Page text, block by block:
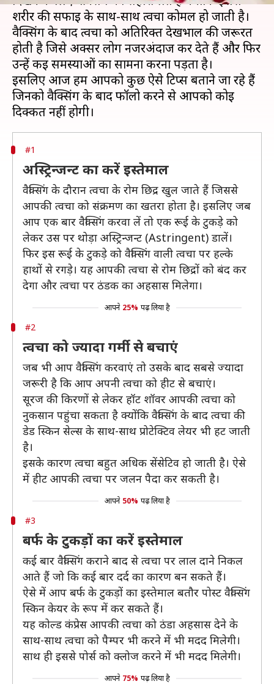
शरीर की सफाई के साथ-साथ त्वचा कोमल हो जाती है।
वैक्सिंग के बाद त्वचा को अतिरिक्त देखभाल की जरूरत
होती है जिसे अक्सर लोग नजरअंदाज कर देते हैं और फिर
उन्हें कई समस्याओं का सामना करना पड़ता है।
इसलिए आज हम आपको कुछ ऐसे टिप्स बताने जा रहे हैं
जिनको वैक्सिंग के बाद फॉलो करने से आपको कोई
#1
अस्ट्रिन्जन्ट का करें इस्तेमाल
वैक्सिंग के दौरान त्वचा के रोम छिद्र खुल जाते हैं जिससे
आपकी त्वचा को संक्रमण का खतरा होता है। इसलिए जब
आप एक बार वैक्सिंग करवा लें तो एक रूई के टुकड़े को
लेकर उस पर थोड़ा अस्ट्रिन्जन्ट (Astringent) डालें।
फिर इस रूई के टुकड़े को वैक्सिंग वाली त्वचा पर हल्के
हाथों से रगड़े। यह आपकी त्वचा से रोम छिद्रों को बंद कर
देगा और त्वचा पर ठंडक का अहसास मिलेगा।
आपने 25% पढ़ लिया है
#2
त्वचा को ज्यादा गर्मी से बचाएं
जब भी आप वैक्सिंग करवाएं तो उसके बाद सबसे ज्यादा
जरूरी है कि आप अपनी त्वचा को हीट से बचाएं।
सूरज की किरणों से लेकर हॉट शॉवर आपकी त्वचा को
नुकसान पहुंचा सकता है क्योंकि वैक्सिंग के बाद त्वचा की
डेड स्किन सेल्स के साथ-साथ प्रोटेक्टिव लेयर भी हट जाती
है।
इसके कारण त्वचा बहुत अधिक सेंसेटिव हो जाती है। ऐसे
में हीट आपकी त्वचा पर जलन पैदा कर सकती है।
आपने 50% पढ़ लिया है
#3
बर्फ के टुकड़ों का करें इस्तेमाल
कई बार वैक्सिंग कराने बाद से त्वचा पर लाल दाने निकल
आते हैं जो कि कई बार दर्द का कारण बन सकते हैं।
ऐसे में आप बर्फ के टुकड़ों का इस्तेमाल बतौर पोस्ट वैक्सिंग
स्किन केयर के रूप में कर सकते हैं।
यह कोल्ड कंप्रेस आपकी त्वचा को ठंडा अहसास देने के
साथ-साथ त्वचा को पैम्पर भी करने में भी मदद मिलेगी।
साथ ही इससे पोर्स को क्लोज करने में भी मदद मिलेगी।
आपने 75% पढ़ लिया है